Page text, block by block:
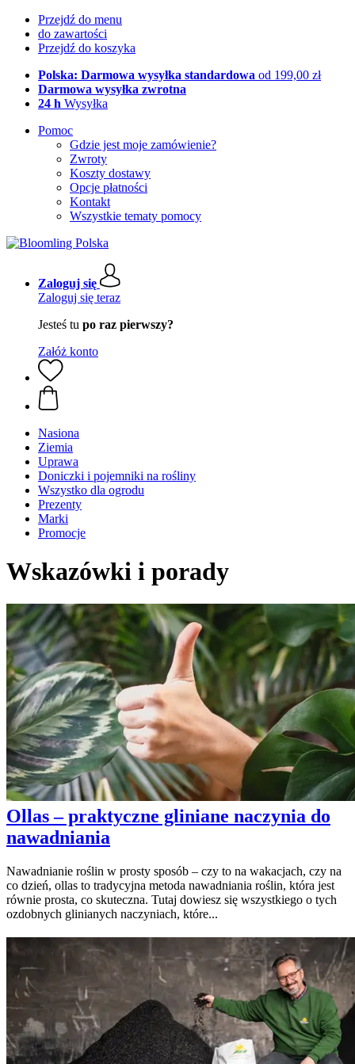
Przejdź do menu
do zawartości
Przejdź do koszyka
Polska: Darmowa wysyłka standardowa od 199,00 zł
Darmowa wysyłka zwrotna
24 h Wysyłka
Pomoc
Gdzie jest moje zamówienie?
Zwroty
Koszty dostawy
Opcje płatności
Kontakt
Wszystkie tematy pomocy
Zaloguj się
Zaloguj się teraz
Jesteś tu po raz pierwszy?
Załóż konto
Nasiona
Ziemia
Uprawa
Doniczki i pojemniki na rośliny
Wszystko dla ogrodu
Prezenty
Marki
Promocje
Wskazówki i porady
Ollas – praktyczne gliniane naczynia do
nawadniania
Nawadnianie roślin w prosty sposób – czy to na wakacjach, czy na
co dzień, ollas to tradycyjna metoda nawadniania roślin, która jest
równie prosta, co skuteczna. Tutaj dowiesz się wszystkiego o tych
ozdobnych glinianych naczyniach, które...